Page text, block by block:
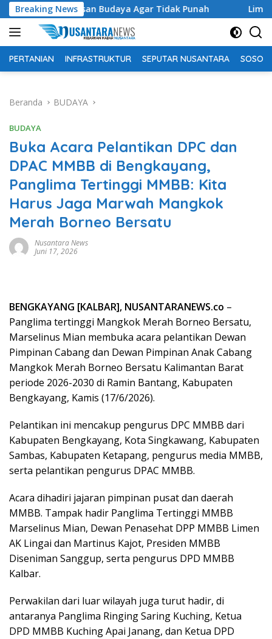
Langsung
ke
konten
Breaking News
Budaya Agar Tidak Punah Limen AK Lingai
PERTANIAN INFRASTRUKTUR SEPUTAR NUSANTARA SOSOK
Beranda BUDAYA
BUDAYA
Buka Acara Pelantikan DPC dan
DPAC MMBB di Bengkayang,
Panglima Tertinggi MMBB: Kita
Harus Jaga Marwah Mangkok
Merah Borneo Bersatu
Nusantara News
Juni 17, 2026
BENGKAYANG [KALBAR], NUSANTARANEWS.co –
Panglima tertinggi Mangkok Merah Borneo Bersatu,
Marselinus Mian membuka acara pelantikan Dewan
Pimpinan Cabang dan Dewan Pimpinan Anak Cabang
Mangkok Merah Borneo Bersatu Kalimantan Barat
periode 2026-2030 di Ramin Bantang, Kabupaten
Bengkayang, Kamis (17/6/2026).
Pelantikan ini mencakup pengurus DPC MMBB dari
Kabupaten Bengkayang, Kota Singkawang, Kabupaten
Sambas, Kabupaten Ketapang, pengurus media MMBB,
serta pelantikan pengurus DPAC MMBB.
Acara dihadiri jajaran pimpinan pusat dan daerah
MMBB. Tampak hadir Panglima Tertinggi MMBB
Marselinus Mian, Dewan Penasehat DPP MMBB Limen
AK Lingai dan Martinus Kajot, Presiden MMBB
Diseniman Sanggup, serta pengurus DPD MMBB
Kalbar.
Perwakilan dari luar wilayah juga turut hadir, di
antaranya Panglima Ringing Saring Kuching, Ketua
DPD MMBB Kuching Apai Janang, dan Ketua DPD